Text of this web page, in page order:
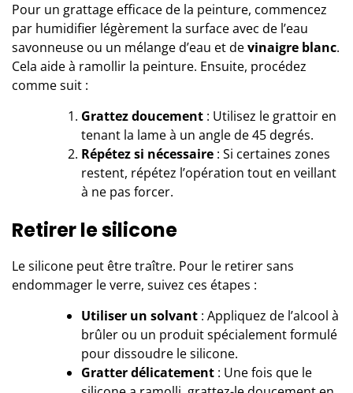
Pour un grattage efficace de la peinture, commencez
par humidifier légèrement la surface avec de l’eau
savonneuse ou un mélange d’eau et devinaigre blanc.
Cela aide à ramollir la peinture. Ensuite, procédez
comme suit :
Grattez doucement : Utilisez le grattoir en
tenant la lame à un angle de 45 degrés.
Répétez si nécessaire : Si certaines zones
restent, répétez l’opération tout en veillant
à ne pas forcer.
Retirer le silicone
Le silicone peut être traître. Pour le retirer sans
endommager le verre, suivez ces étapes :
Utiliser un solvant : Appliquez de l’alcool à
brûler ou un produit spécialement formulé
pour dissoudre le silicone.
Gratter délicatement : Une fois que le